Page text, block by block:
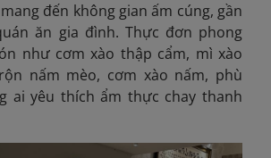
mang đến không gian ấm cúng, gần
ăn gia đình. Thực đơn phong
như cơm xào thập cẩm, mì xào
nấm mèo, cơm xào nấm, phù
ai yêu thích ẩm thực chay thanh